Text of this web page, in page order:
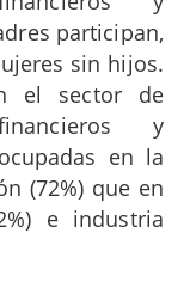
participan,
sin hijos.
el sector de
y
en la
(72%) que en
e industria